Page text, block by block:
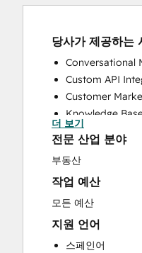
당사가 제공하는
Conversational
Custom API
Customer
Knowledge
Programmable
Sales and
Website
더 보기
전문 산업 분야
부동산
작업 예산
모든 예산
지원 언어
스페인어